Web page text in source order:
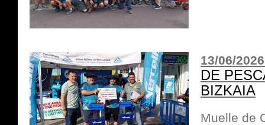
13/06/
DE
BIZKAIA
Muelle de